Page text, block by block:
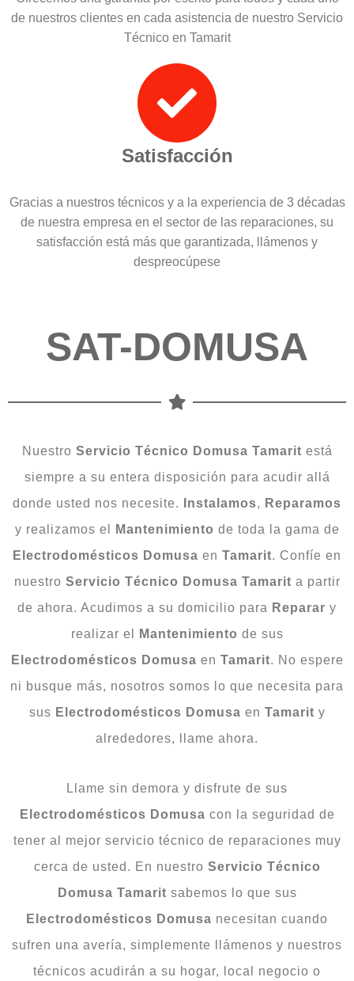
de nuestros clientes en cada asistencia de nuestro Servicio
Técnico en Tamarit
Satisfacción
Gracias a nuestros técnicos y a la experiencia de 3 décadas
de nuestra empresa en el sector de las reparaciones, su
satisfacción está más que garantizada, llámenos y
despreocúpese
SAT-DOMUSA
Nuestro Servicio Técnico Domusa Tamarit está
siempre a su entera disposición para acudir allá
donde usted nos necesite.
Instalamos, Reparamos
y realizamos el
Mantenimiento de toda la gama de
Electrodomésticos Domusa en Tamarit. Confíe en
nuestro Servicio Técnico Domusa Tamarit a partir
de ahora. Acudimos a su domicilio para Reparar y
realizar el
Mantenimiento de sus
Electrodomésticos Domusa en Tamarit. No espere
ni busque más, nosotros somos lo que necesita para
sus Electrodomésticos Domusa en Tamarit y
alrededores, llame ahora.
Llame sin demora y disfrute de sus
Electrodomésticos Domusa con la seguridad de
tener al mejor servicio técnico de reparaciones muy
cerca de usted. En nuestro Servicio Técnico
Domusa Tamarit sabemos lo que sus
Electrodomésticos Domusa necesitan cuando
sufren una avería, simplemente llámenos y nuestros
técnicos acudirán a su hogar, local negocio o